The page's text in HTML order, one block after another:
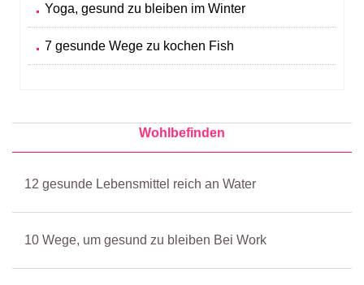
Yoga, gesund zu bleiben im Winter
7 gesunde Wege zu kochen Fish
Wohlbefinden
12 gesunde Lebensmittel reich an Water
10 Wege, um gesund zu bleiben Bei Work